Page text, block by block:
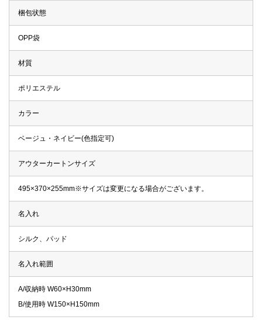
梱包状態
OPP袋
材質
ポリエステル
カラー
ベージュ・ネイビー(色指定可)
アウターカートンサイズ
495×370×255mm※サイズは変更になる場合がございます。
名入れ
シルク、パッド
名入れ範囲
A/収納時 W60×H30mm
B/使用時 W150×H150mm